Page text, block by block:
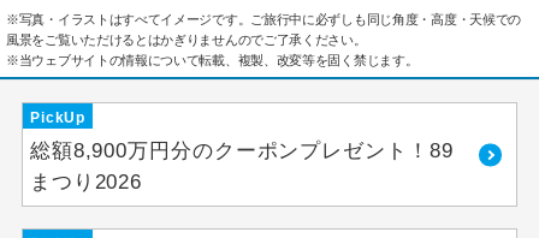
※写真・イラストはすべてイメージです。ご旅行中に必ずしも同じ角度・高度・天候での
風景をご覧いただけるとはかぎりませんのでご了承ください。
※当ウェブサイトの情報について転載、複製、改変等を固く禁じます。
PickUp
総額8,900万円分のクーポンプレゼント！89
まつり2026